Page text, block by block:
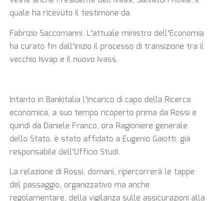
quale ha ricevuto il testimone da
Fabrizio Saccomanni. L’attuale ministro dell’Economia
ha curato fin dall’inizio il processo di transizione tra il
vecchio Isvap e il nuovo Ivass.
Intanto in Bankitalia l’incarico di capo della Ricerca
economica, a suo tempo ricoperto prima da Rossi e
quindi da Daniele Franco, ora Ragioniere generale
dello Stato, è stato affidato a Eugenio Gaiotti, già
responsabile dell’Ufficio Studi.
La relazione di Rossi, domani, ripercorrerà le tappe
del passaggio, organizzativo ma anche
regolamentare, della vigilanza sulle assicurazioni alla